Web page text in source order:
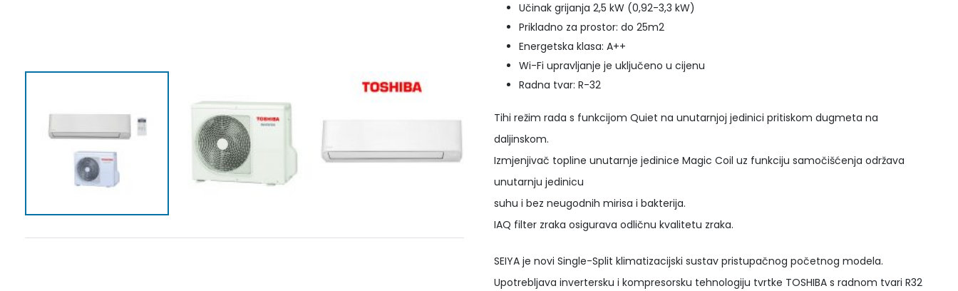
Učinak grijanja 2,5 kW (0,92-3,3 kW)
Prikladno za prostor: do 25m2
Energetska klasa: A++
Wi-Fi upravljanje je uključeno u cijenu
Radna tvar: R-32
Tihi režim rada s funkcijom Quiet na unutarnjoj jedinici pritiskom dugmeta na
daljinskom.
Izmjenjivač topline unutarnje jedinice Magic Coil uz funkciju samočišćenja održava
unutarnju jedinicu
suhu i bez neugodnih mirisa i bakterija.
IAQ filter zraka osigurava odličnu kvalitetu zraka.
SEIYA je novi Single-Split klimatizacijski sustav pristupačnog početnog modela.
Upotrebljava invertersku i kompresorsku tehnologiju tvrtke TOSHIBA s radnom tvari R32